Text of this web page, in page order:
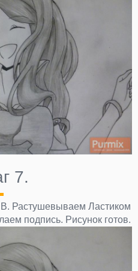
7.
Растушевываем Ластиком
подпись. Рисунок готов.